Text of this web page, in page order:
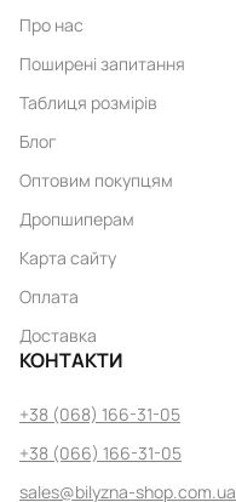
Про нас
Поширені запитання
Таблиця розмірів
Блог
Оптовим покупцям
Дропшиперам
Карта сайту
Оплата
Доставка
КОНТАКТИ
+38 (068) 166-31-05
+38 (066) 166-31-05
sales@bilyzna-shop.com.ua